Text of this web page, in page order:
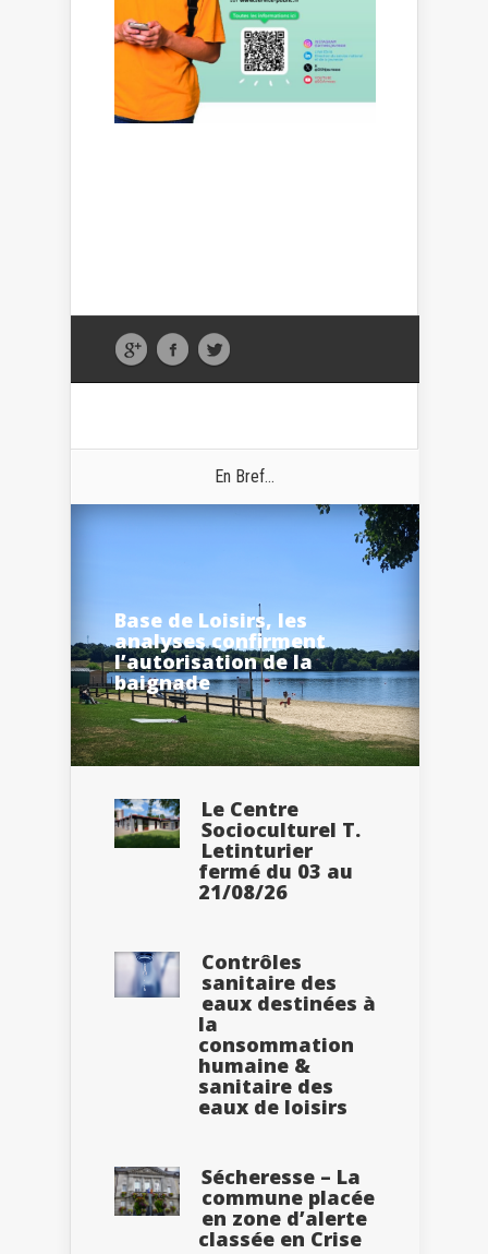
En Bref...
Base de Loisirs, les
analyses confirment
l’autorisation de la
baignade
Le Centre
Socioculturel T.
Letinturier
fermé du 03 au
21/08/26
Contrôles
sanitaire des
eaux destinées à
la
consommation
humaine &
sanitaire des
eaux de loisirs
Sécheresse – La
commune placée
en zone d’alerte
classée en Crise